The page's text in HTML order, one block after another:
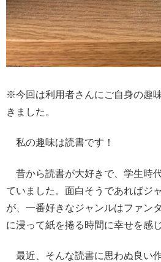
※今回は利用者さんにご自身の趣
きました。
私の趣味は読書です！
昔から読書が大好きで、学生時
ていました。面白そうであればジ
が、一番好きなジャンルはファン
に浸って紙を捲る時間に幸せを感
最近、そんな読書に思わぬ良い